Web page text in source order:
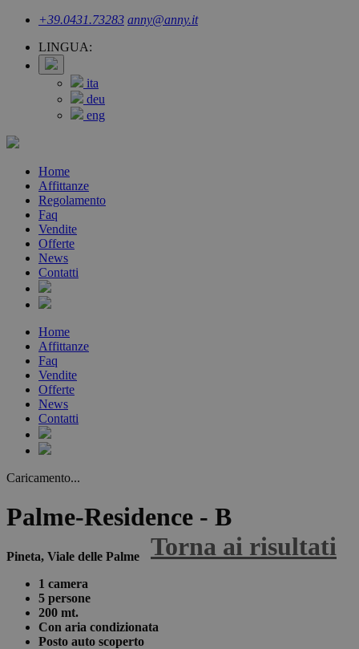
+39.0431.73283 anny@anny.it
LINGUA:
ita
deu
eng
Home
Affittanze
Regolamento
Faq
Vendite
Offerte
News
Contatti
Home
Affittanze
Faq
Vendite
Offerte
News
Contatti
Caricamento...
Palme-Residence - B
Torna ai risultati
Pineta, Viale delle Palme
1 camera
5 persone
200 mt.
Con aria condizionata
Posto auto scoperto